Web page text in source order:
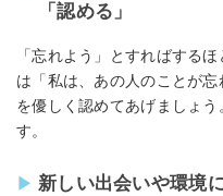
「認める」
「忘れよう」とすればする
は「私は、あの人のことが
を優しく認めてあげましょ
す。
新しい出会いや環境